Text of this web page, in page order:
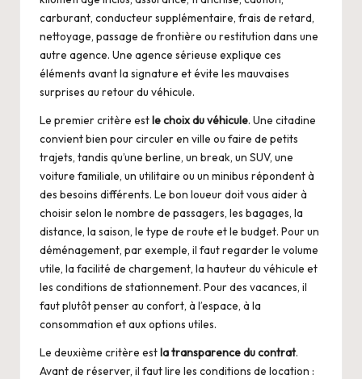
carburant, conducteur supplémentaire, frais de retard,
nettoyage, passage de frontière ou restitution dans une
autre agence. Une agence sérieuse explique ces
éléments avant la signature et évite les mauvaises
surprises au retour du véhicule.
Le premier critère estle choix du véhicule. Une citadine
convient bien pour circuler en ville ou faire de petits
trajets, tandis qu’une berline, un break, un SUV, une
voiture familiale, un utilitaire ou un minibus répondent à
des besoins différents. Le bon loueur doit vous aider à
choisir selon le nombre de passagers, les bagages, la
distance, la saison, le type de route et le budget. Pour un
déménagement, par exemple, il faut regarder le volume
utile, la facilité de chargement, la hauteur du véhicule et
les conditions de stationnement. Pour des vacances, il
faut plutôt penser au confort, à l’espace, à la
consommation et aux options utiles.
Le deuxième critère estla transparence du contrat.
Avant de réserver, il faut lire les conditions de location :